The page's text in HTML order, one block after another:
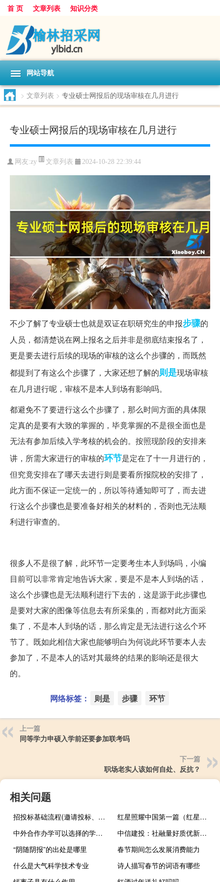
首 页 文章列表 知识分类
网站导航
> 文章列表 > 专业硕士网报后的现场审核在几月进行
专业硕士网报后的现场审核在几月进行
网友:zy 文章列表 2024-10-28 22:39:44
不少了解了专业硕士也就是双证在职研究生的申报步骤的
人员，都清楚说在网上报名之后并非是彻底结束报名了，
更是要去进行后续的现场的审核的这么个步骤的，而既然
都提到了有这么个步骤了，大家还想了解的则是现场审核
在几月进行呢，审核不是本人到场有影响吗。
都避免不了要进行这么个步骤了，那么时间方面的具体限
定真的是要有大致的掌握的，毕竟掌握的不是很全面也是
无法有参加后续入学考核的机会的。按照现阶段的安排来
讲，所需大家进行的审核的环节是定在了十一月进行的，
但究竟安排在了哪天去进行则是要看所报院校的安排了，
此方面不保证一定统一的，所以等待通知即可了，而去进
行这么个步骤也是要准备好相关的材料的，否则也无法顺
利进行审查的。
很多人不是很了解，此环节一定要考生本人到场吗，小编
目前可以非常肯定地告诉大家，要是不是本人到场的话，
这么个步骤也是无法顺利进行下去的，这是源于此步骤也
是要对大家的图像等信息去有所采集的，而都对此方面采
集了，不是本人到场的话，那么肯定是无法进行这么个环
节了。既如此相信大家也能够明白为何说此环节要本人去
参加了，不是本人的话对其最终的结果的影响还是很大
的。
网络标签： 则是 步骤 环节
上一篇
同等学力申硕入学前还要参加联考吗
下一篇
职场老实人该如何自处、反抗？
相关问题
招投标基础流程(邀请投标、文件评审、合同签订、验收和支付)
红星照耀中国第一篇（红星照耀中国第一篇读后感）
中外合作办学可以选择的学校都是比较好的院校
中信建投：社融量好质优新常态利好银行板块Beta行情
“阴随阴报”的出处是哪里
春节期间怎么发展消费能力
什么是大气科学技术专业
诗人描写春节的词语有哪些